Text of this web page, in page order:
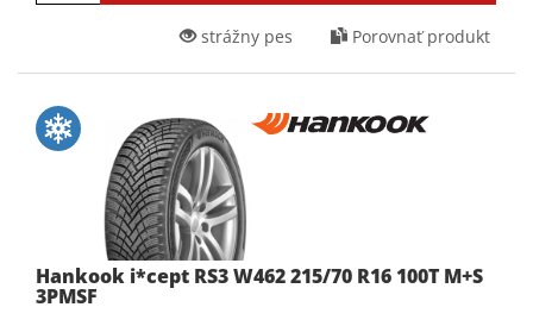
strážny pes Porovnať produkt
Hankook i*cept RS3 W462 215/70 R16 100T M+S
3PMSF